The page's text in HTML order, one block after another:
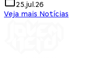
25.jul.26
Veja mais Notícias